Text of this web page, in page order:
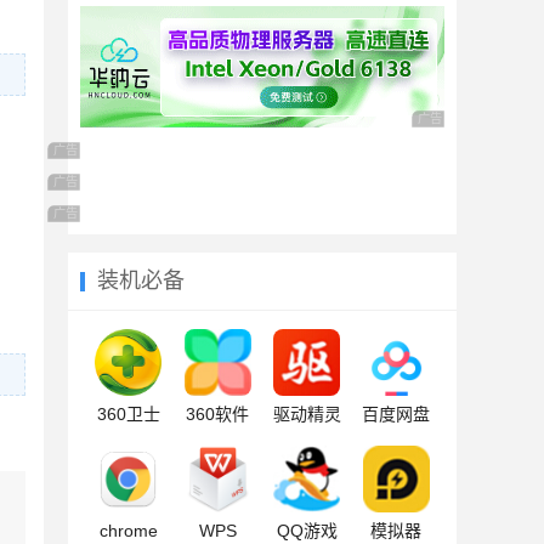
广告 商业广告，理性
广告 商业广告，理性选择
广告 商业广告，理性选择
广告 商业广告，理性选择
装机必备
360卫士 360软件 驱动精灵 百度网盘
chrome WPS QQ游戏 模拟器